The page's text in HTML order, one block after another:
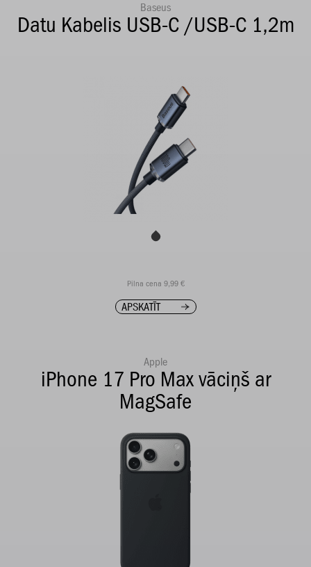
Baseus
Datu Kabelis USB-C /USB-C 1,2m
Pilna cena 9,99 €
APSKATĪT
Apple
iPhone 17 Pro Max vāciņš ar
MagSafe